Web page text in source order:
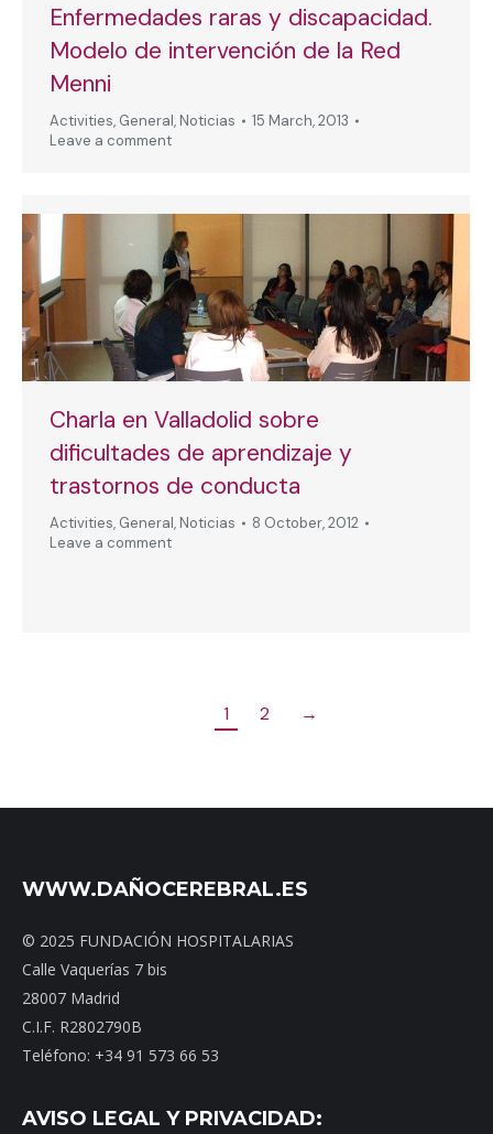
Enfermedades raras y discapacidad.
Modelo de intervención de la Red
Menni
Activities, General, Noticias
15 March, 2013
Leave a comment
Charla en Valladolid sobre
dificultades de aprendizaje y
trastornos de conducta
Activities, General, Noticias
8 October, 2012
Leave a comment
1 2 →
WWW.DAÑOCEREBRAL.ES
© 2025 FUNDACIÓN HOSPITALARIAS
Calle Vaquerías 7 bis
28007 Madrid
C.I.F. R2802790B
Teléfono: +34 91 573 66 53
AVISO LEGAL Y PRIVACIDAD: